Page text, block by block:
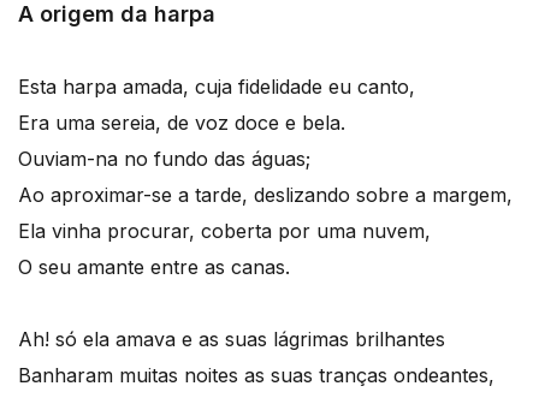
A origem da harpa
Esta harpa amada, cuja fidelidade eu canto,
Era uma sereia, de voz doce e bela.
Ouviam-na no fundo das águas;
Ao aproximar-se a tarde, deslizando sobre a margem,
Ela vinha procurar, coberta por uma nuvem,
O seu amante entre as canas.
Ah! só ela amava e as suas lágrimas brilhantes
Banharam muitas noites as suas tranças ondeantes,